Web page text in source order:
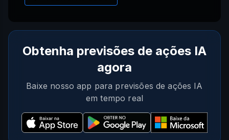
Obtenha previsões de ações IA
agora
Baixe nosso app para previsões de ações IA
em tempo real